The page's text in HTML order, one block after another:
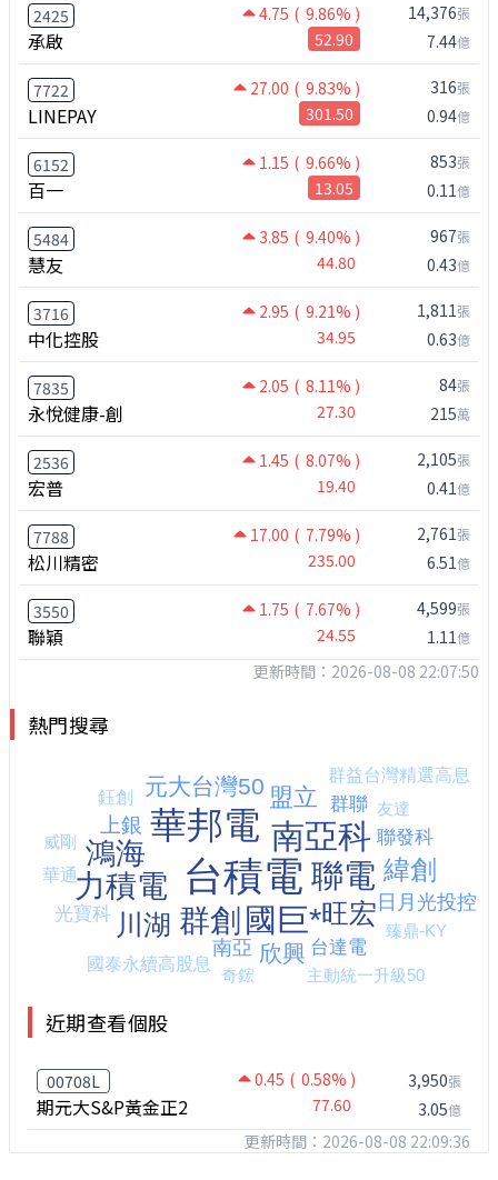
2425 4.75 ( 9.86% )
承啟 52.90
14,376張
7.44億
7722 27.00 ( 9.83% )
LINEPAY 301.50
316張
0.94億
6152 1.15 ( 9.66% )
百一 13.05
853張
0.11億
5484 3.85 ( 9.40% )
慧友 44.80
967張
0.43億
3716 2.95 ( 9.21% )
中化控股 34.95
1,811張
0.63億
7835 2.05 ( 8.11% )
永悅健康-創 27.30
84張
215萬
2536 1.45 ( 8.07% )
宏普 19.40
2,105張
0.41億
7788 17.00 ( 7.79% )
松川精密 235.00
2,761張
6.51億
3550 1.75 ( 7.67% )
聯穎 24.55
4,599張
1.11億
更新時間：2026-08-08 22:07:50
熱門搜尋
近期查看個股
00708L 0.45 ( 0.58% )
期元大S&P黃金正2 77.60
3,950張
3.05億
更新時間：2026-08-08 22:09:36